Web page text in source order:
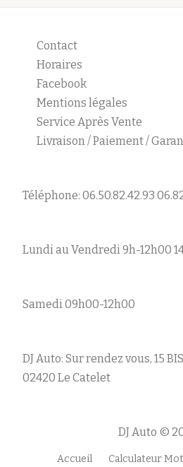
Contact
Horaires
Facebook
Mentions légales
Service Après Vente
Livraison / Paiement /
Téléphone: 06.50.82.42.93
Lundi au Vendredi 9h-12h00
Samedi 09h00-12h00
DJ Auto: Sur rendez vous, 15
02420 Le Catelet
DJ Auto ©
Accueil Calculateur